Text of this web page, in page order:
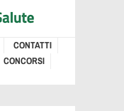
CONTATTI
CONCORSI